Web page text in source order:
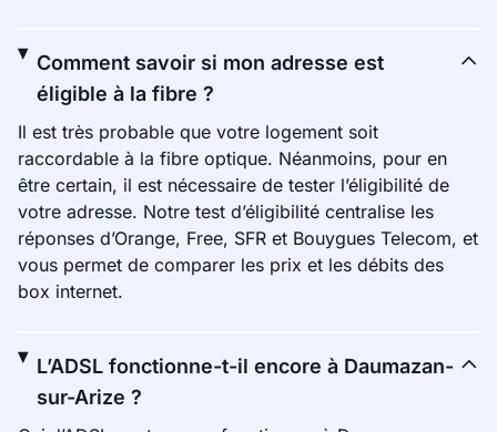
Comment savoir si mon adresse est
éligible à la fibre ?
Il est très probable que votre logement soit
raccordable à la fibre optique. Néanmoins, pour en
être certain, il est nécessaire de tester l’éligibilité de
votre adresse. Notre test d’éligibilité centralise les
réponses d’Orange, Free, SFR et Bouygues Telecom, et
vous permet de comparer les prix et les débits des
box internet.
L’ADSL fonctionne-t-il encore à Daumazan-
sur-Arize ?